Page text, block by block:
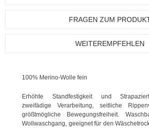
FRAGEN ZUM
WEITEREMPFEHLEN
100% Merino-Wolle fein
Erhöhte Standfestigkeit und
zweifädige Verarbeitung, seitliche
größtmögliche Bewegungsfreiheit.
Wollwaschgang, geeignet für den